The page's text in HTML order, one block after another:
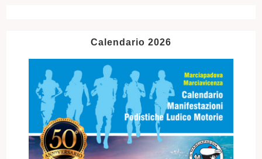
Calendario 2026